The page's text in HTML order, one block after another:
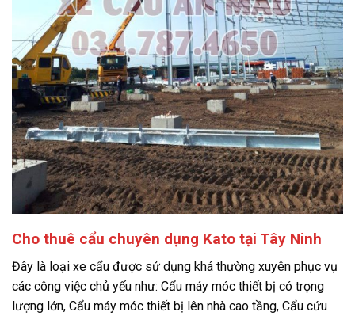
Cho thuê cẩu chuyên dụng Kato tại Tây Ninh
Đây là loại xe cẩu được sử dụng khá thường xuyên phục vụ
các công việc chủ yếu như: Cẩu máy móc thiết bị có trọng
lượng lớn, Cẩu máy móc thiết bị lên nhà cao tầng, Cẩu cứu